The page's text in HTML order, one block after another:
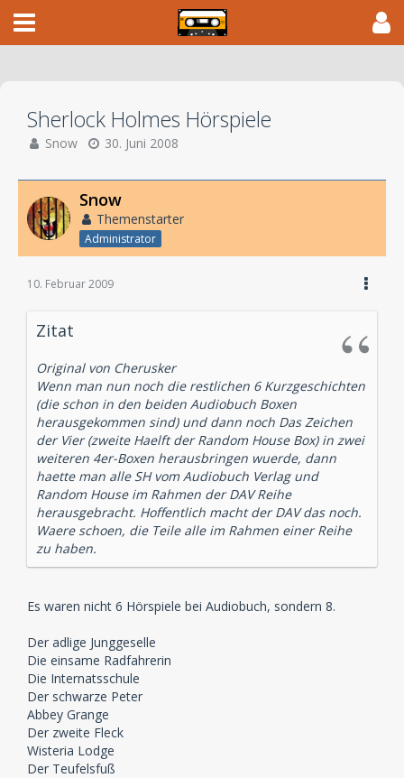
Sherlock Holmes Hörspiele
Snow 30. Juni 2008
Snow
Themenstarter
Administrator
10. Februar 2009
Zitat
Original von Cherusker
Wenn man nun noch die restlichen 6 Kurzgeschichten
(die schon in den beiden Audiobuch Boxen
herausgekommen sind) und dann noch Das Zeichen
der Vier (zweite Haelft der Random House Box) in zwei
weiteren 4er-Boxen herausbringen wuerde, dann
haette man alle SH vom Audiobuch Verlag und
Random House im Rahmen der DAV Reihe
herausgebracht. Hoffentlich macht der DAV das noch.
Waere schoen, die Teile alle im Rahmen einer Reihe
zu haben.
Es waren nicht 6 Hörspiele bei Audiobuch, sondern 8.
Der adlige Junggeselle
Die einsame Radfahrerin
Die Internatsschule
Der schwarze Peter
Abbey Grange
Der zweite Fleck
Wisteria Lodge
Der Teufelsfuß